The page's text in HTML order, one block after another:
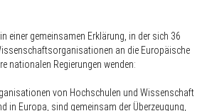
einer gemeinsamen Erklärung, in der sich 36
an die Europäische
nationalen Regierungen wenden:
von Hochschulen und Wissenschaft
in Europa, sind gemeinsam der Überzeugung,